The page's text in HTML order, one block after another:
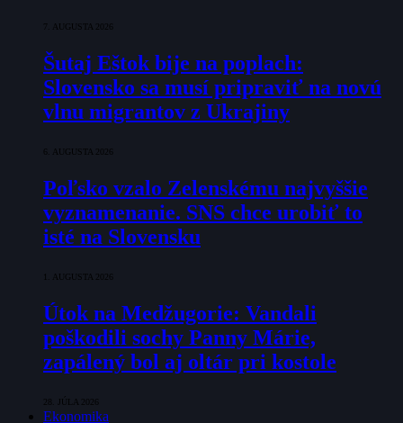
7. AUGUSTA 2026
Šutaj Eštok bije na poplach:
Slovensko sa musí pripraviť na novú
vlnu migrantov z Ukrajiny
6. AUGUSTA 2026
Poľsko vzalo Zelenskému najvyššie
vyznamenanie. SNS chce urobiť to
isté na Slovensku
1. AUGUSTA 2026
Útok na Medžugorie: Vandali
poškodili sochy Panny Márie,
zapálený bol aj oltár pri kostole
28. JÚLA 2026
Ekonomika